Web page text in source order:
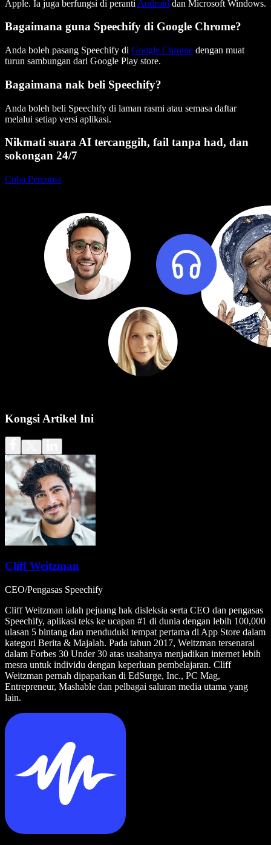
Apple. Ia juga berfungsi di peranti Android dan Microsoft Windows.
Bagaimana guna Speechify di Google Chrome?
Anda boleh pasang Speechify di Google Chrome dengan muat
turun sambungan dari Google Play store.
Bagaimana nak beli Speechify?
Anda boleh beli Speechify di laman rasmi atau semasa daftar
melalui setiap versi aplikasi.
Nikmati suara AI tercanggih, fail tanpa had, dan
sokongan 24/7
Cuba Percuma
Kongsi Artikel Ini
Cliff Weitzman
CEO/Pengasas Speechify
Cliff Weitzman ialah pejuang hak disleksia serta CEO dan pengasas
Speechify, aplikasi teks ke ucapan #1 di dunia dengan lebih 100,000
ulasan 5 bintang dan menduduki tempat pertama di App Store dalam
kategori Berita & Majalah. Pada tahun 2017, Weitzman tersenarai
dalam Forbes 30 Under 30 atas usahanya menjadikan internet lebih
mesra untuk individu dengan keperluan pembelajaran. Cliff
Weitzman pernah dipaparkan di EdSurge, Inc., PC Mag,
Entrepreneur, Mashable dan pelbagai saluran media utama yang
lain.